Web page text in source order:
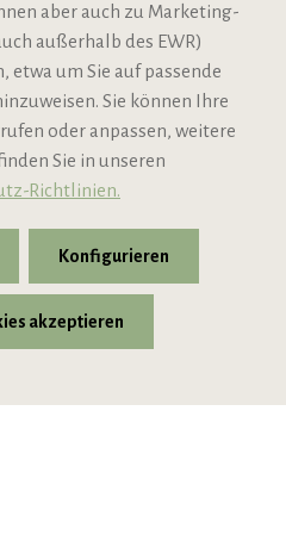
zzgl.Versandkosten
aber auch zu Marketing-
außerhalb des EWR)
etwa um Sie auf passende
Sie können Ihre
oder anpassen, weitere
Sie in unseren
Richtlinien.
Konfigurieren
akzeptieren